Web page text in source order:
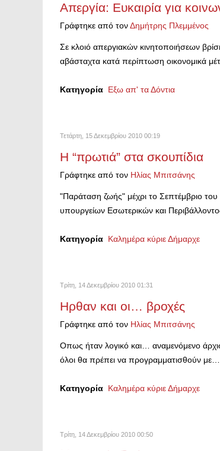
Απεργία: Ευκαιρία για
Γράφτηκε από τονΔημήτρης Πλεμμένος
Σε κλοιό απεργιακών κινητοποιήσεων
αβάσταχτα κατά περίπτωση οικονομικά
Κατηγορία Εξω απ' τα Δόντια
Τετάρτη, 15 Δεκεμβρίου 2010 00:19
Η “πρωτιά” στα σκουπίδια
Γράφτηκε από τον Ηλίας Μπιτσάνης
"Παράταση ζωής" μέχρι το Σεπτέμβριο
υπουργείων Εσωτερικών και
Κατηγορία Καλημέρα κύριε Δήμαρχε
Τρίτη, 14 Δεκεμβρίου 2010 01:31
Ηρθαν και οι… βροχές
Γράφτηκε από τον Ηλίας Μπιτσάνης
Οπως ήταν λογικό και… αναμενόμενο
όλοι θα πρέπει να προγραμματισθούν
Κατηγορία Καλημέρα κύριε Δήμαρχε
Τρίτη, 14 Δεκεμβρίου 2010 00:50